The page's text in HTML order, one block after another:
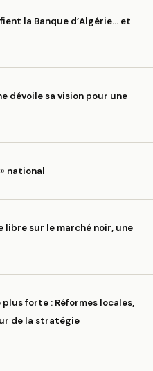
la Banque d’Algérie… et
dévoile sa vision pour une
national
libre sur le marché noir, une
forte : Réformes locales,
de la stratégie